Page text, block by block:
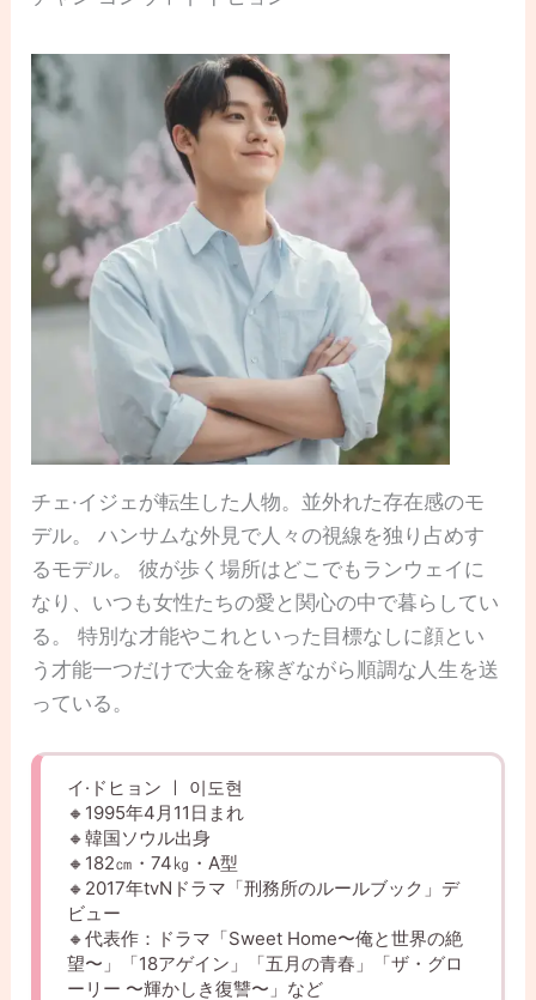
チェ·イジェが転生した人物。並外れた存在感のモ
デル。 ハンサムな外見で人々の視線を独り占めす
るモデル。 彼が歩く場所はどこでもランウェイに
なり、いつも女性たちの愛と関心の中で暮らしてい
る。 特別な才能やこれといった目標なしに顔とい
う才能一つだけで大金を稼ぎながら順調な人生を送
っている。
イ·ドヒョン ㅣ 이도현
🔸1995年4月11日まれ
🔸韓国ソウル出身
🔸182㎝・74㎏・A型
🔸2017年tvNドラマ「刑務所のルールブック」デ
ビュー
🔸代表作：ドラマ「Sweet Home〜俺と世界の絶
望〜」「18アゲイン」「五月の青春」「ザ・グロ
ーリー 〜輝かしき復讐〜」など